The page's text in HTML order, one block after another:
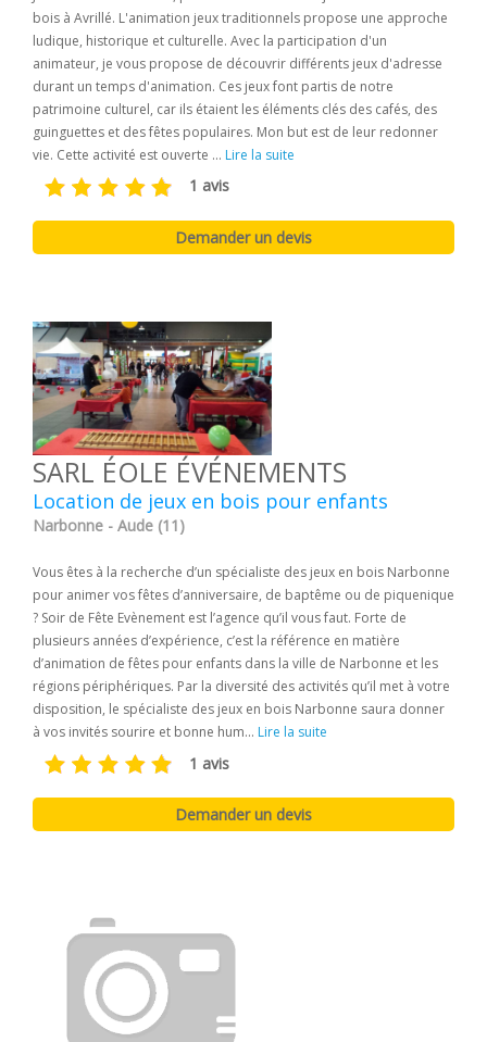
bois à Avrillé. L'animation jeux traditionnels propose une approche
ludique, historique et culturelle. Avec la participation d'un
animateur, je vous propose de découvrir différents jeux d'adresse
durant un temps d'animation. Ces jeux font partis de notre
patrimoine culturel, car ils étaient les éléments clés des cafés, des
guinguettes et des fêtes populaires. Mon but est de leur redonner
vie. Cette activité est ouverte ... Lire la suite
1 avis
SARL ÉOLE ÉVÉNEMENTS
Location de jeux en bois pour enfants
Narbonne - Aude (11)
Vous êtes à la recherche d’un spécialiste des jeux en bois Narbonne
pour animer vos fêtes d’anniversaire, de baptême ou de piquenique
? Soir de Fête Evènement est l’agence qu’il vous faut. Forte de
plusieurs années d’expérience, c’est la référence en matière
d’animation de fêtes pour enfants dans la ville de Narbonne et les
régions périphériques. Par la diversité des activités qu’il met à votre
disposition, le spécialiste des jeux en bois Narbonne saura donner
à vos invités sourire et bonne hum... Lire la suite
1 avis